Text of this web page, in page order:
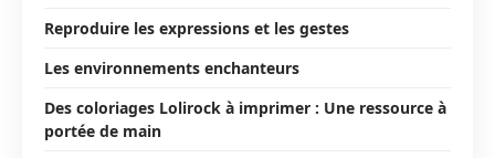
Reproduire les expressions et les gestes
Les environnements enchanteurs
Des coloriages Lolirock à imprimer : Une ressource à
portée de main